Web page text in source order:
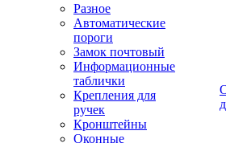
Разное
Автоматические
пороги
Замок почтовый
Информационные
таблички
Крепления для
ручек
Кронштейны
Оконные